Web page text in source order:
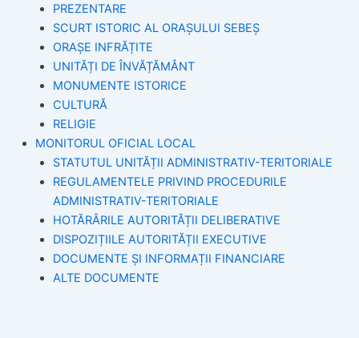
PREZENTARE
SCURT ISTORIC AL ORAȘULUI SEBEȘ
ORAȘE INFRĂȚITE
UNITĂȚI DE ÎNVĂȚĂMÂNT
MONUMENTE ISTORICE
CULTURĂ
RELIGIE
MONITORUL OFICIAL LOCAL
STATUTUL UNITĂȚII ADMINISTRATIV-TERITORIALE
REGULAMENTELE PRIVIND PROCEDURILE
ADMINISTRATIV-TERITORIALE
HOTĂRÂRILE AUTORITĂȚII DELIBERATIVE
DISPOZIȚIILE AUTORITĂȚII EXECUTIVE
DOCUMENTE ȘI INFORMAȚII FINANCIARE
ALTE DOCUMENTE